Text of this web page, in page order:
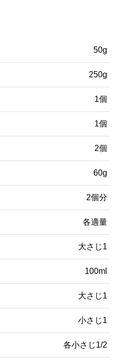
50g
250g
1個
1個
2個
60g
2個分
各適量
大さじ1
100ml
大さじ1
小さじ1
各小さじ1/2